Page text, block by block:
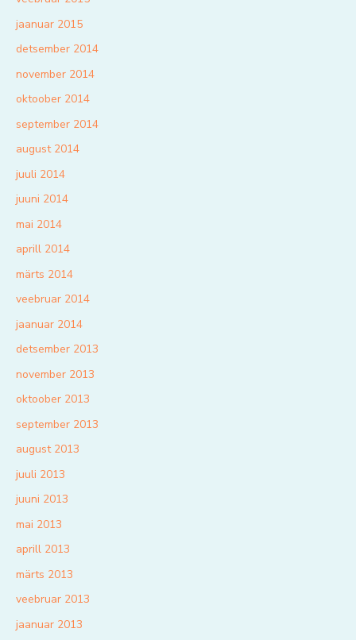
jaanuar 2015
detsember 2014
november 2014
oktoober 2014
september 2014
august 2014
juuli 2014
juuni 2014
mai 2014
aprill 2014
märts 2014
veebruar 2014
jaanuar 2014
detsember 2013
november 2013
oktoober 2013
september 2013
august 2013
juuli 2013
juuni 2013
mai 2013
aprill 2013
märts 2013
veebruar 2013
jaanuar 2013